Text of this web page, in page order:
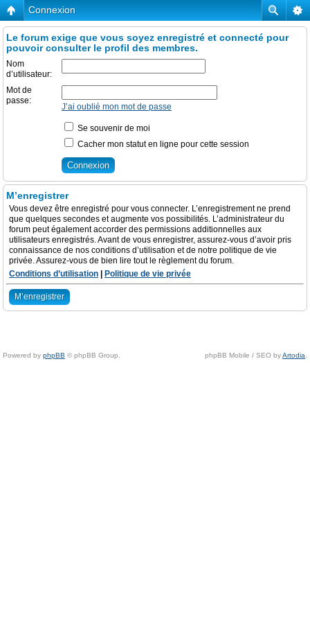
Connexion
Le forum exige que vous soyez enregistré et connecté pour
pouvoir consulter le profil des membres.
Nom
d’utilisateur:
Mot de
passe:
J’ai oublié mon mot de passe
Se souvenir de moi
Cacher mon statut en ligne pour cette session
M’enregistrer
Vous devez être enregistré pour vous connecter. L’enregistrement ne prend
que quelques secondes et augmente vos possibilités. L’administrateur du
forum peut également accorder des permissions additionnelles aux
utilisateurs enregistrés. Avant de vous enregistrer, assurez-vous d’avoir pris
connaissance de nos conditions d’utilisation et de notre politique de vie
privée. Assurez-vous de bien lire tout le règlement du forum.
Conditions d’utilisation
Politique de vie privée
M’enregistrer
Powered by phpBB © phpBB Group. phpBB Mobile / SEO byArtodia